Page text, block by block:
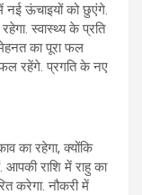
नई ऊंचाइयों को छुएंगे.
स्वास्थ्य के प्रति
का पूरा फल
रहेंगे. प्रगति के नए
का रहेगा, क्योंकि
राशि में राहु का
करेगा. नौकरी में